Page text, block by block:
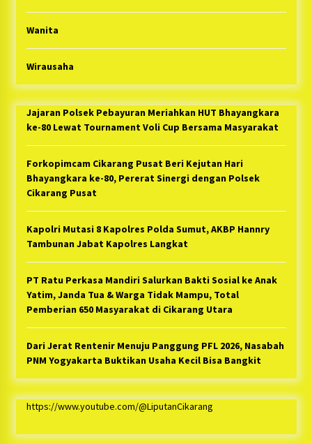
Wanita
Wirausaha
Jajaran Polsek Pebayuran Meriahkan HUT Bhayangkara
ke-80 Lewat Tournament Voli Cup Bersama Masyarakat
Forkopimcam Cikarang Pusat Beri Kejutan Hari
Bhayangkara ke-80, Pererat Sinergi dengan Polsek
Cikarang Pusat
Kapolri Mutasi 8 Kapolres Polda Sumut, AKBP Hannry
Tambunan Jabat Kapolres Langkat
PT Ratu Perkasa Mandiri Salurkan Bakti Sosial ke Anak
Yatim, Janda Tua & Warga Tidak Mampu, Total
Pemberian 650 Masyarakat di Cikarang Utara
Dari Jerat Rentenir Menuju Panggung PFL 2026, Nasabah
PNM Yogyakarta Buktikan Usaha Kecil Bisa Bangkit
https://www.youtube.com/@LiputanCikarang